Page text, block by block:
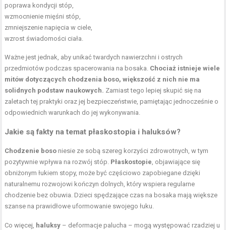
poprawa kondycji stóp,
wzmocnienie mięśni stóp,
zmniejszenie napięcia w ciele,
wzrost świadomości ciała.
Ważne jest jednak, aby unikać twardych nawierzchni i ostrych
przedmiotów podczas spacerowania na bosaka. Chociaż istnieje wiele
mitów dotyczących chodzenia boso, większość z nich nie ma
solidnych podstaw naukowych. Zamiast tego lepiej skupić się na
zaletach tej praktyki oraz jej bezpieczeństwie, pamiętając jednocześnie o
odpowiednich warunkach do jej wykonywania.
Jakie są fakty na temat płaskostopia i haluksów?
Chodzenie boso niesie ze sobą szereg korzyści zdrowotnych, w tym
pozytywnie wpływa na rozwój stóp. Płaskostopie, objawiające się
obniżonym łukiem stopy, może być częściowo zapobiegane dzięki
naturalnemu rozwojowi kończyn dolnych, który wspiera regularne
chodzenie bez obuwia. Dzieci spędzające czas na bosaka mają większe
szanse na prawidłowe uformowanie swojego łuku.
Co więcej, haluksy – deformacje palucha – mogą występować rzadziej u